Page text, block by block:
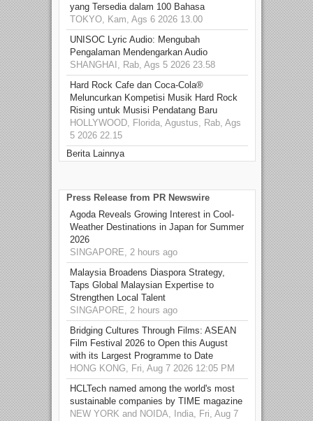
yang Tersedia dalam 100 Bahasa
TOKYO, Kam, Ags 6 2026 13.00
UNISOC Lyric Audio: Mengubah
Pengalaman Mendengarkan Audio
SHANGHAI, Rab, Ags 5 2026 23.58
Hard Rock Cafe dan Coca-Cola®
Meluncurkan Kompetisi Musik Hard Rock
Rising untuk Musisi Pendatang Baru
HOLLYWOOD, Florida, Agustus, Rab, Ags
5 2026 22.15
Berita Lainnya
Press Release from PR Newswire
Agoda Reveals Growing Interest in Cool-
Weather Destinations in Japan for Summer
2026
SINGAPORE, 2 hours ago
Malaysia Broadens Diaspora Strategy,
Taps Global Malaysian Expertise to
Strengthen Local Talent
SINGAPORE, 2 hours ago
Bridging Cultures Through Films: ASEAN
Film Festival 2026 to Open this August
with its Largest Programme to Date
HONG KONG, Fri, Aug 7 2026 12:05 PM
HCLTech named among the world's most
sustainable companies by TIME magazine
NEW YORK and NOIDA, India, Fri, Aug 7